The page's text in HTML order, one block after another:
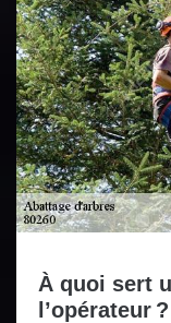
À quoi sert
l’opérateur ?